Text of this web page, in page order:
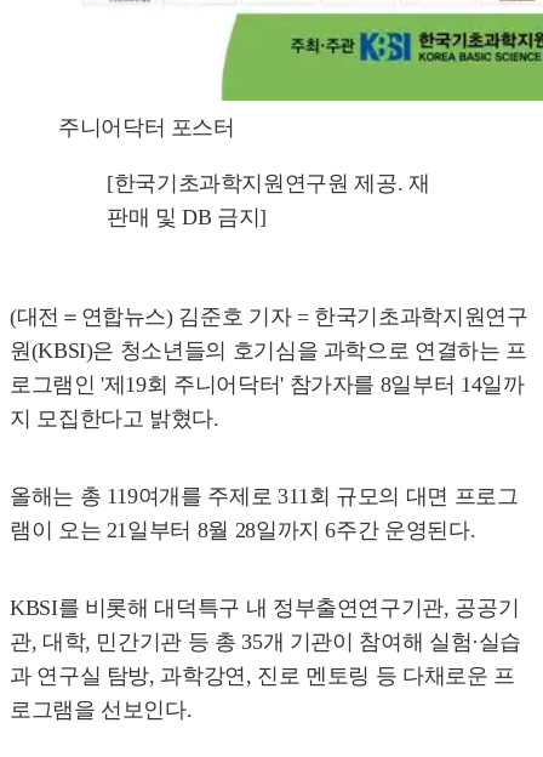
주니어닥터 포스터
[한국기초과학지원연구원 제공. 재
판매 및 DB 금지]
(대전＝연합뉴스) 김준호 기자 = 한국기초과학지원연구
원(KBSI)은 청소년들의 호기심을 과학으로 연결하는 프
로그램인 '제19회 주니어닥터' 참가자를 8일부터 14일까
지 모집한다고 밝혔다.
올해는 총 119여개를 주제로 311회 규모의 대면 프로그
램이 오는 21일부터 8월 28일까지 6주간 운영된다.
KBSI를 비롯해 대덕특구 내 정부출연연구기관, 공공기
관, 대학, 민간기관 등 총 35개 기관이 참여해 실험·실습
과 연구실 탐방, 과학강연, 진로 멘토링 등 다채로운 프
로그램을 선보인다.